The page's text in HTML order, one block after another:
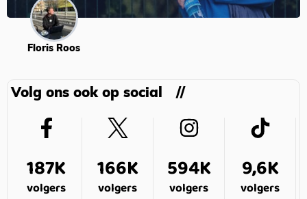
Floris Roos
Volg ons ook op social
187K
volgers
166K
volgers
594K
volgers
9,6K
volgers